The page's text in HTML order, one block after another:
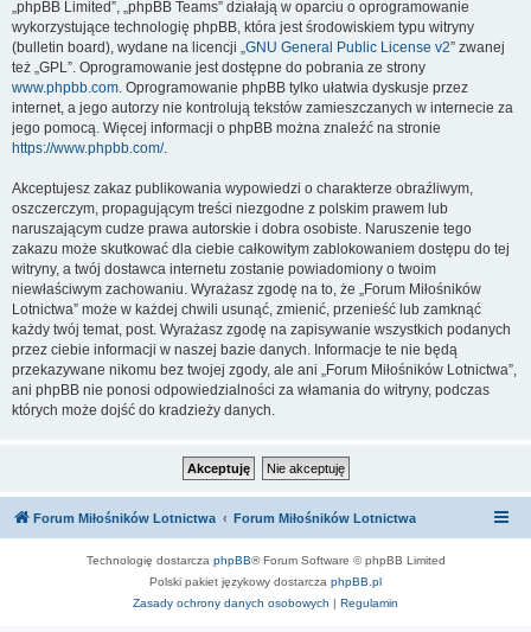
„phpBB Limited”, „phpBB Teams” działają w oparciu o oprogramowanie
wykorzystujące technologię phpBB, która jest środowiskiem typu witryny
(bulletin board), wydane na licencji „GNU General Public License v2” zwanej
też „GPL”. Oprogramowanie jest dostępne do pobrania ze strony
www.phpbb.com. Oprogramowanie phpBB tylko ułatwia dyskusje przez
internet, a jego autorzy nie kontrolują tekstów zamieszczanych w internecie za
jego pomocą. Więcej informacji o phpBB można znaleźć na stronie
https://www.phpbb.com/.
Akceptujesz zakaz publikowania wypowiedzi o charakterze obraźliwym,
oszczerczym, propagującym treści niezgodne z polskim prawem lub
naruszającym cudze prawa autorskie i dobra osobiste. Naruszenie tego
zakazu może skutkować dla ciebie całkowitym zablokowaniem dostępu do tej
witryny, a twój dostawca internetu zostanie powiadomiony o twoim
niewłaściwym zachowaniu. Wyrażasz zgodę na to, że „Forum Miłośników
Lotnictwa” może w każdej chwili usunąć, zmienić, przenieść lub zamknąć
każdy twój temat, post. Wyrażasz zgodę na zapisywanie wszystkich podanych
przez ciebie informacji w naszej bazie danych. Informacje te nie będą
przekazywane nikomu bez twojej zgody, ale ani „Forum Miłośników Lotnictwa”,
ani phpBB nie ponosi odpowiedzialności za włamania do witryny, podczas
których może dojść do kradzieży danych.
Forum Miłośników Lotnictwa Forum Miłośników Lotnictwa
Technologię dostarcza phpBB® Forum Software © phpBB Limited
Polski pakiet językowy dostarcza phpBB.pl
Zasady ochrony danych osobowych | Regulamin